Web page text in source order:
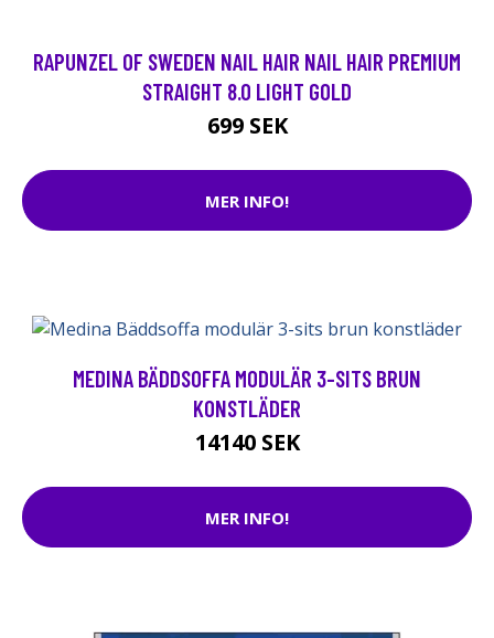
RAPUNZEL OF SWEDEN NAIL HAIR NAIL HAIR PREMIUM
STRAIGHT 8.0 LIGHT GOLD
699 SEK
MER INFO!
MEDINA BÄDDSOFFA MODULÄR 3-SITS BRUN
KONSTLÄDER
14140 SEK
MER INFO!